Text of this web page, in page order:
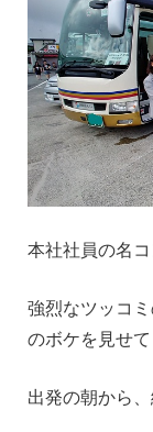
本社社員の名コ
強烈なツッコ
のボケを見せ
出発の朝から、